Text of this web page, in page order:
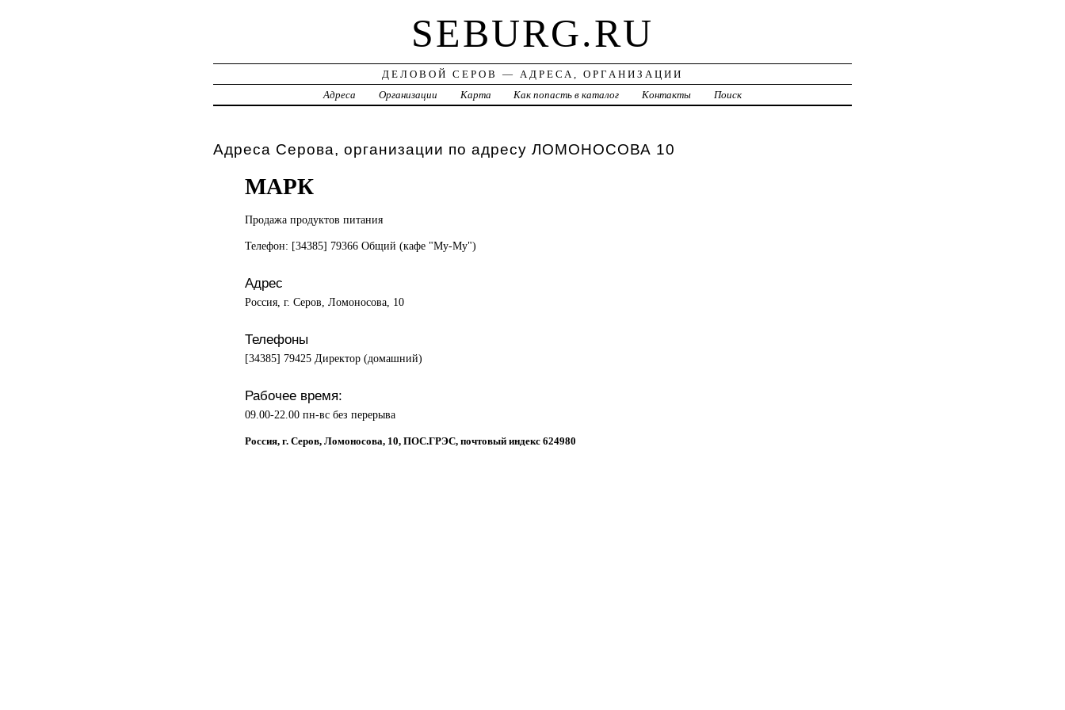
SEBURG.RU
ДЕЛОВОЙ СЕРОВ — АДРЕСА, ОРГАНИЗАЦИИ
Адреса
Организации Карта Как попасть в каталог Контакты Поиск
Адреса Серова, организации по адресу ЛОМОНОСОВА 10
МАРК
Продажа продуктов питания
Телефон: [34385] 79366 Общий (кафе "Му-Му")
Адрес
Россия, г. Серов, Ломоносова, 10
Телефоны
[34385] 79425 Директор (домашний)
Рабочее время:
09.00-22.00 пн-вс без перерыва
Россия, г. Серов, Ломоносова, 10, ПОС.ГРЭС, почтовый индекс 624980